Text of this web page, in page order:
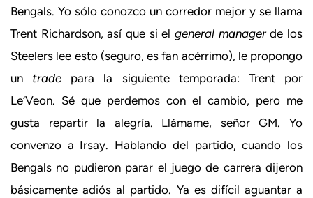
Bengals. Yo sólo conozco un corredor mejor y se llama
Trent Richardson, así que si el general managerde los
Steelers lee esto (seguro, es fan acérrimo), le propongo
un trade para la siguiente temporada: Trent por
Le’Veon. Sé que perdemos con el cambio, pero me
gusta repartir la alegría. Llámame, señor GM. Yo
convenzo a Irsay. Hablando del partido, cuando los
Bengals no pudieron parar el juego de carrera dijeron
básicamente adiós al partido. Ya es difícil aguantar a